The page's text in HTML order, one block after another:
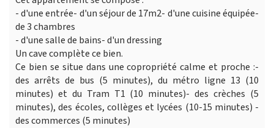
- d'une entrée- d'un séjour de 17m2- d'une cuisine équipée-
de 3 chambres
- d'une salle de bains- d'un dressing
Un cave complète ce bien.
Ce bien se situe dans une copropriété calme et proche :-
des arrêts de bus (5 minutes), du métro ligne 13 (10
minutes) et du Tram T1 (10 minutes)- des crèches (5
minutes), des écoles, collèges et lycées (10-15 minutes) -
des commerces (5 minutes)